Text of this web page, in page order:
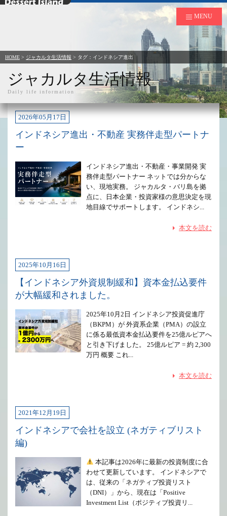
デザートアイランド
MENU
HOME > ジャカルタ生活情報 > タグ：インドネシア進出
ジャカルタ生活情報
Daily life information
2026年05月17日
インドネシア進出・不動産 実務伴走型パートナ
ー
インドネシア進出・不動産・事業開発 実
務伴走型パートナー ネットでは分からな
い、現地実務。 ジャカルタ・バリ島を拠
点に、日本企業・投資家様の意思決定を現
地目線でサポートします。 インドネシ...
本文を読む
2025年10月16日
【インドネシア外資規制緩和】資本金払込要件
が大幅緩和されました。
2025年10月2日 インドネシア投資促進庁
（BKPM）が 外資系企業（PMA）の設立
に係る最低資本金払込要件を25億ルピアへ
と引き下げました。 25億ルピア = 約 2,300
万円 概要 これ...
本文を読む
2021年12月19日
インドネシアで会社を設立 (ネガティブリスト
編)
本記事は2026年に最新の投資制度に合
わせて更新しています。 インドネシアで
は、従来の「ネガティブ投資リスト
（DNI）」から、現在は「Positive
Investment List（ポジティブ投資リ...